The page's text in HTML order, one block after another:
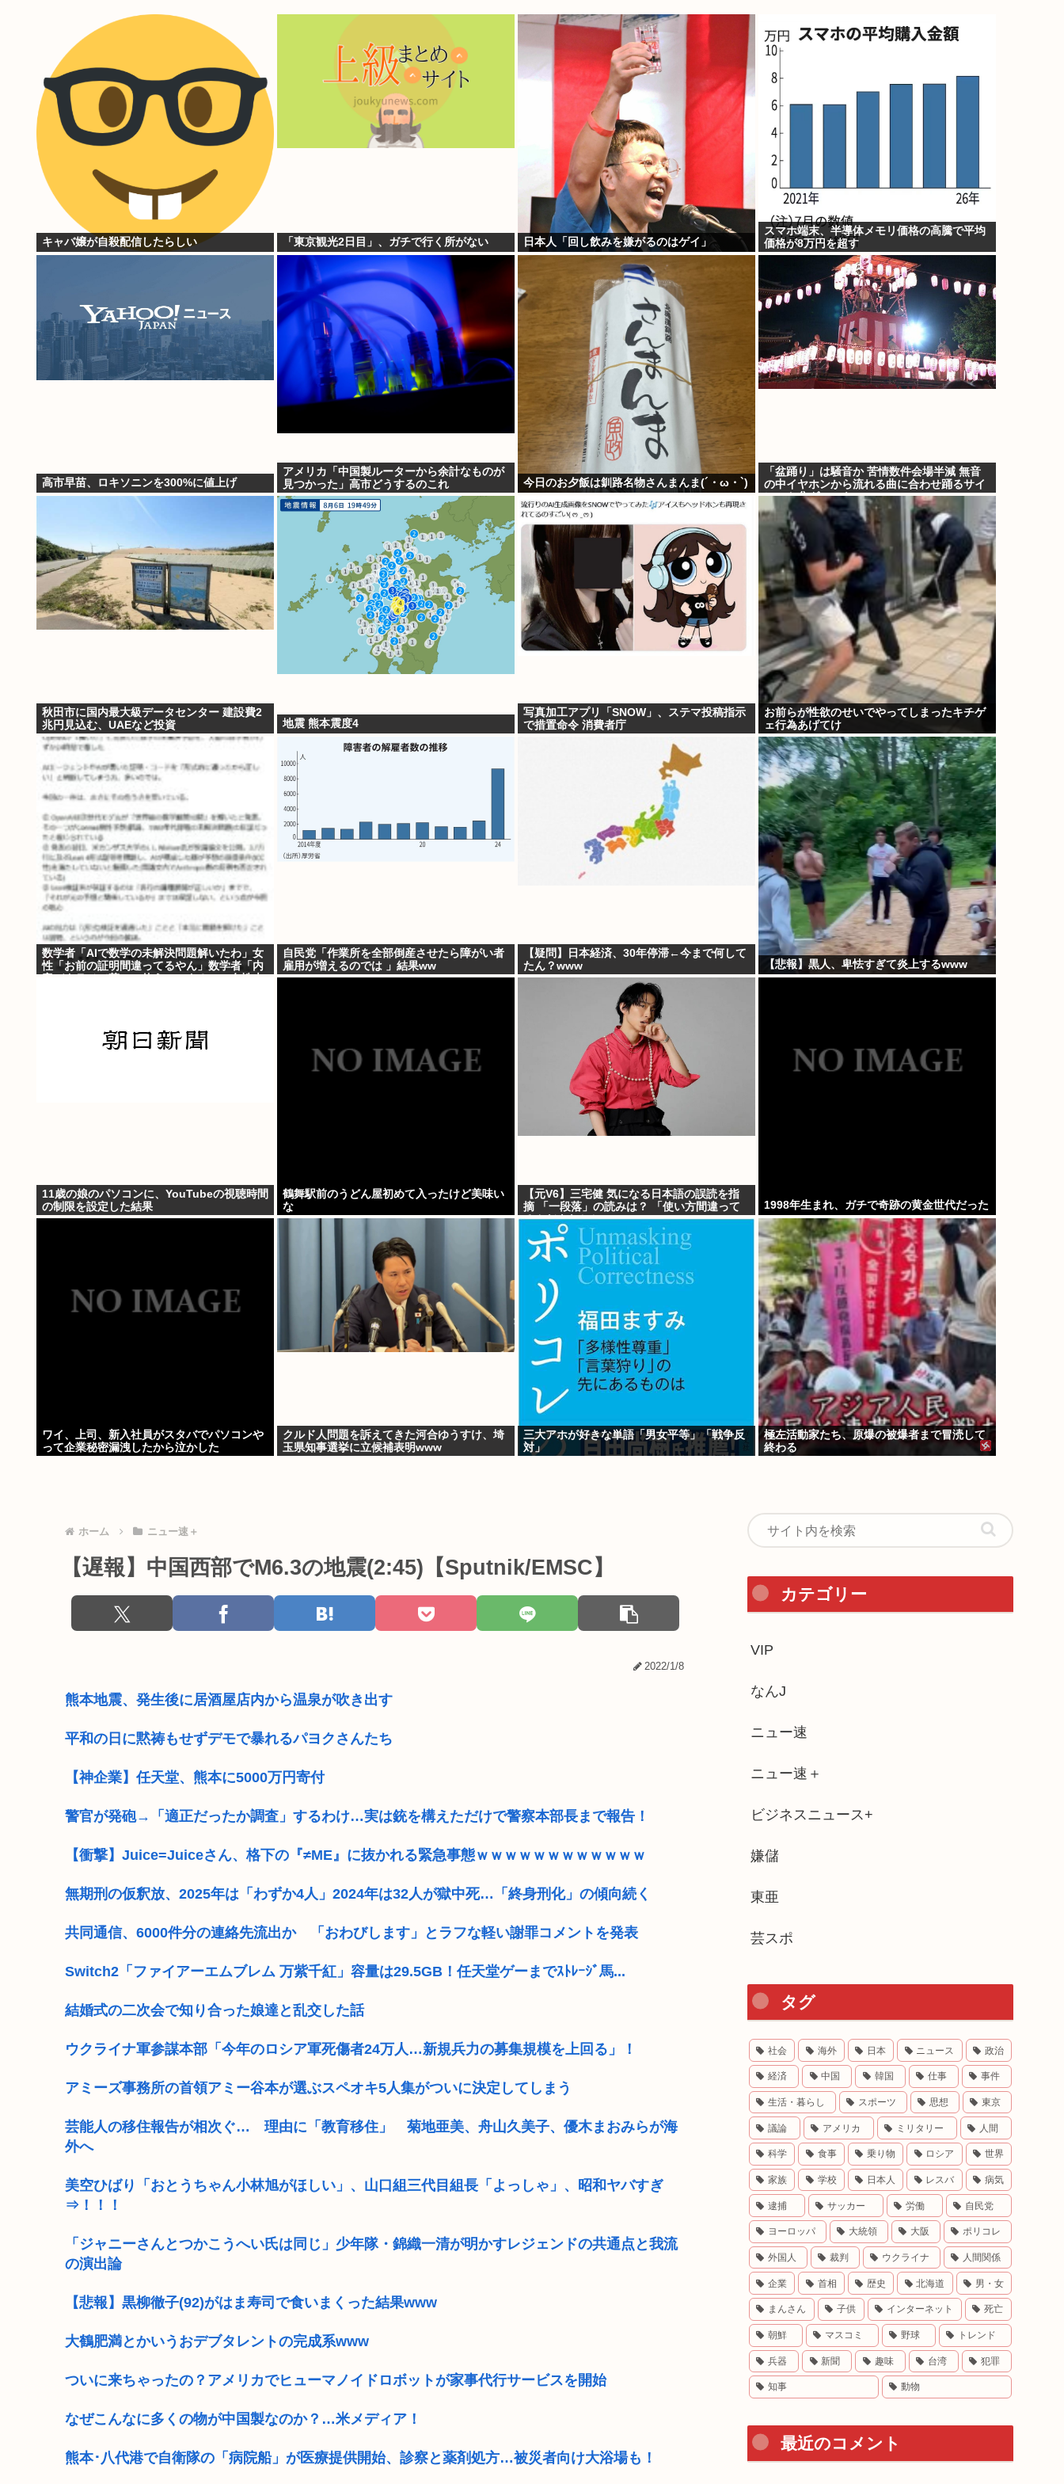
キャバ嬢が自殺配信したらしい 「東京観光2日目」、ガチで行く所がない 日本人「回し飲みを嫌がるのはゲイ」
スマホ端末、半導体メモリ価格の高騰で平均
価格が8万円を超す
高市早苗、ロキソニンを300%に値上げ
アメリカ「中国製ルーターから余計なものが
見つかった」高市どうするのこれ
今日のお夕飯は釧路名物さんまんま(´・ω・`)
「盆踊り」は騒音か 苦情数件会場半減 無音
の中イヤホンから流れる曲に合わせ踊るサイ
レント盆ダンスも
秋田市に国内最大級データセンター 建設費2
兆円見込む、UAEなど投資
地震 熊本震度4
写真加工アプリ「SNOW」、ステマ投稿指示
で措置命令 消費者庁
お前らが性欲のせいでやってしまったキチゲ
ェ行為あげてけ
数学者「AIで数学の未解決問題解いたわ」女
性「お前の証明間違ってるやん」数学者「内
自民党「作業所を全部倒産させたら障がい者
雇用が増えるのでは 」結果ww
【疑問】日本経済、30年停滞←今まで何して
たん？www
【悲報】黒人、卑怯すぎて炎上するwww
11歳の娘のパソコンに、YouTubeの視聴時間
の制限を設定した結果
鶴舞駅前のうどん屋初めて入ったけど美味い
な
【元V6】三宅健 気になる日本語の誤読を指
摘 「一段落」の読みは？ 「使い方間違って
るんだよなとか」
1998年生まれ、ガチで奇跡の黄金世代だった
ワイ、上司、新入社員がスタバでパソコンや
って企業秘密漏洩したから泣かした
クルド人問題を訴えてきた河合ゆうすけ、埼
玉県知事選挙に立候補表明www
三大アホが好きな単語「男女平等」「戦争反
対」
極左活動家たち、原爆の被爆者まで冒涜して
終わる
ホーム ニュー速＋
【遅報】中国西部でM6.3の地震(2:45)【Sputnik/EMSC】
2022/1/8
熊本地震、発生後に居酒屋店内から温泉が吹き出す
平和の日に黙祷もせずデモで暴れるパヨクさんたち
【神企業】任天堂、熊本に5000万円寄付
警官が発砲→「適正だったか調査」するわけ…実は銃を構えただけで警察本部長まで報告！
【衝撃】Juice=Juiceさん、格下の『≠ME』に抜かれる緊急事態ｗｗｗｗｗｗｗｗｗｗｗｗ
無期刑の仮釈放、2025年は「わずか4人」2024年は32人が獄中死…「終身刑化」の傾向続く
共同通信、6000件分の連絡先流出か 「おわびします」とラフな軽い謝罪コメントを発表
Switch2「ファイアーエムブレム 万紫千紅」容量は29.5GB！任天堂ゲーまでｽﾄﾚｰｼﾞ馬...
結婚式の二次会で知り合った娘達と乱交した話
ウクライナ軍参謀本部「今年のロシア軍死傷者24万人…新規兵力の募集規模を上回る」！
アミーズ事務所の首領アミー谷本が選ぶスペオキ5人集がついに決定してしまう
芸能人の移住報告が相次ぐ… 理由に「教育移住」 菊地亜美、舟山久美子、優木まおみらが海
外へ
美空ひばり「おとうちゃん小林旭がほしい」、山口組三代目組長「よっしゃ」、昭和ヤバすぎ
⇒！！！
「ジャニーさんとつかこうへい氏は同じ」少年隊・錦織一清が明かすレジェンドの共通点と我流
の演出論
【悲報】黒柳徹子(92)がはま寿司で食いまくった結果www
大鶴肥満とかいうおデブタレントの完成系www
ついに来ちゃったの？アメリカでヒューマノイドロボットが家事代行サービスを開始
なぜこんなに多くの物が中国製なのか？…米メディア！
熊本･八代港で自衛隊の「病院船」が医療提供開始、診察と薬剤処方…被災者向け大浴場も！
カテゴリー
VIP
なんJ
ニュー速
ニュー速＋
ビジネスニュース+
嫌儲
東亜
芸スポ
タグ
社会 海外 日本 ニュース 政治
経済 中国 韓国 仕事 事件
生活・暮らし スポーツ 思想 東京
議論 アメリカ ミリタリー 人間
科学 食事 乗り物 ロシア 世界
家族 学校 日本人 レスバ 病気
逮捕 サッカー 労働 自民党
ヨーロッパ 大統領 大阪 ポリコレ
外国人 裁判 ウクライナ 人間関係
企業 首相 歴史 北海道 男・女
まんさん 子供 インターネット 死亡
朝鮮 マスコミ 野球 トレンド
兵器 新聞 趣味 台湾 犯罪
知事 動物
最近のコメント